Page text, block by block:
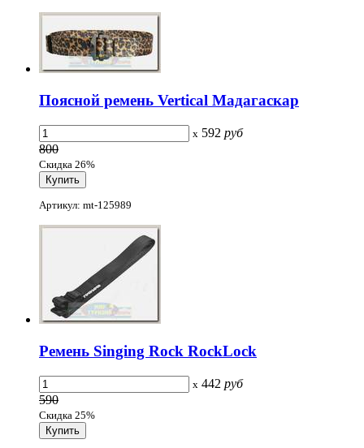
Поясной ремень Vertical Мадагаскар
x 592 руб
800
Скидка 26%
Артикул: mt-125989
Ремень Singing Rock RockLock
x 442 руб
590
Скидка 25%